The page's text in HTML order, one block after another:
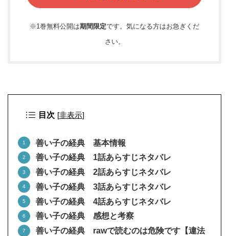
※1巻無料公開は期間限定です。気になる方はお急ぎくだ
さい。
目次 [非表示]
善い子の経典 基本情報
善い子の経典 1話あらすじネタバレ
善い子の経典 2話あらすじネタバレ
善い子の経典 3話あらすじネタバレ
善い子の経典 4話あらすじネタバレ
善い子の経典 感想と考察
善い子の経典 rawで読むのは危険です【違法